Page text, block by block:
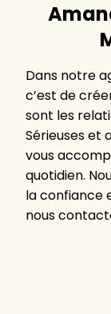
Dans notre
c’est de
sont les
Sérieuses et
vous
quotidien.
la confiance
nous